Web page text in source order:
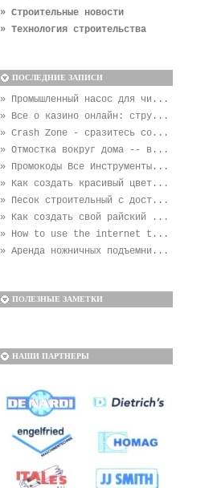
» Строительные новости
» Технология строительства
ПОСЛЕДНИЕ ЗАПИСИ
» Промышленный насос для чи...
» Все о казино онлайн: стру...
» Crash Zone - сразитесь со...
» Отмостка вокруг дома -- в...
» Промокоды Все Инструменты...
» Как создать красивый цвет...
» Песок строительный с дост...
» Как создать свой райский ...
» How to use the internet t...
» Аренда ножничных подъемни...
ПОЛЕЗНЫЕ ЗАМЕТКИ
НАШИ ПАРТНЕРЫ